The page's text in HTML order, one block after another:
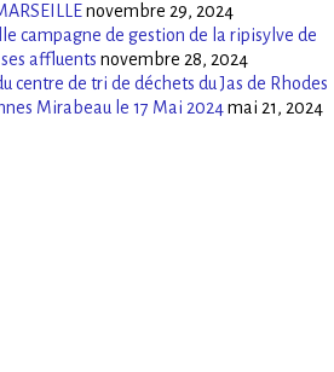
novembre 29, 2024
campagne de gestion de la ripisylve de
ses affluents novembre 28, 2024
centre de tri de déchets du Jas de Rhodes
Mirabeau le 17 Mai 2024mai 21, 2024